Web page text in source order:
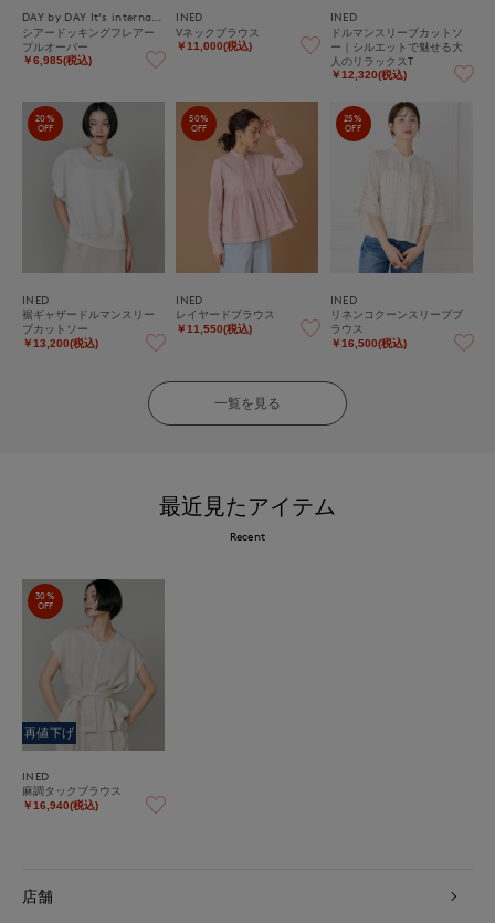
シアードッキングフレアー
プルオーバー
￥6,985(税込)
INED
Vネックブラウス
￥11,000(税込)
INED
ドルマンスリーブカットソ
ー｜シルエットで魅せる大
人のリラックスT
￥12,320(税込)
20%
OFF
INED
裾ギャザードルマンスリー
ブカットソー
￥13,200(税込)
50%
OFF
INED
レイヤードブラウス
￥11,550(税込)
25%
OFF
INED
リネンコクーンスリーブブ
ラウス
￥16,500(税込)
一覧を見る
最近見たアイテム
Recent
30%
OFF
再値下げ
INED
麻調タックブラウス
￥16,940(税込)
店舗